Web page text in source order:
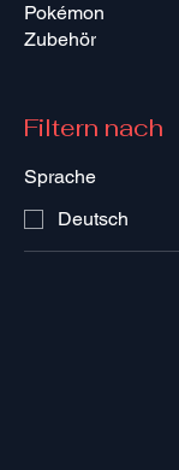
Pokémon
Zubehör
Filtern nach
Sprache
Deutsch